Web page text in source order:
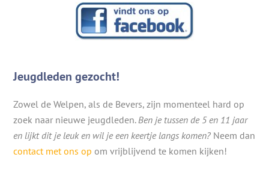
Jeugdleden gezocht!
Zowel de Welpen, als de Bevers, zijn momenteel hard op
zoek naar nieuwe jeugdleden. Ben je tussen de 5 en 11 jaar
en lijkt dit je leuk en wil je een keertje langs komen? Neem dan
contact met ons op om vrijblijvend te komen kijken!